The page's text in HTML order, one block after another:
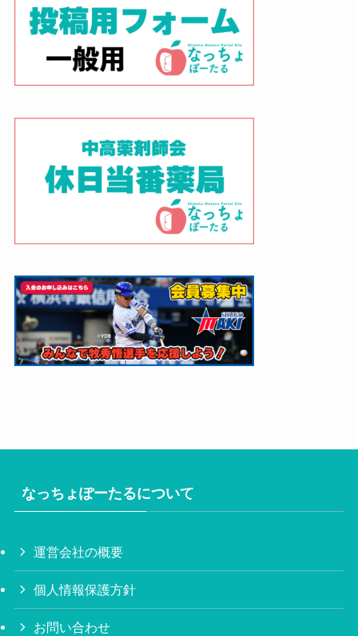
なっちょぽーたるについて
運営会社の概要
個人情報保護方針
お問い合わせ